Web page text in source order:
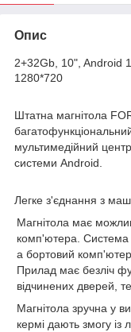
Опис
2+32Gb, 10", Android
1280*720
Штатна магнітола
мультимедійний
системи Android.
Легке з'єднання з
Магнітола має
комп'ютера. Система
а бортовий комп'ютер
Прилад має безліч
відчинених дверей,
Магнітола зручна у
кермі дають змогу із